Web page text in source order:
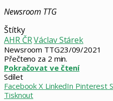
Newsroom TTG
Štítky
AHR ČRVáclav Stárek
Newsroom TTG23/09/2021
Přečteno za 2 min.
Pokračovat ve čtení
Sdílet
Facebook X LinkedIn Pinterest
Tisknout